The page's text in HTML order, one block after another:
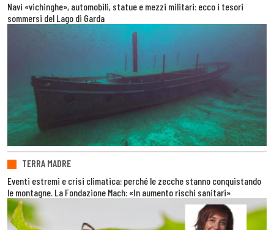
Navi «vichinghe», automobili, statue e mezzi militari: ecco i tesori
sommersi del Lago di Garda
TERRA MADRE
Eventi estremi e crisi climatica: perché le zecche stanno conquistando
le montagne. La Fondazione Mach: «In aumento rischi sanitari»